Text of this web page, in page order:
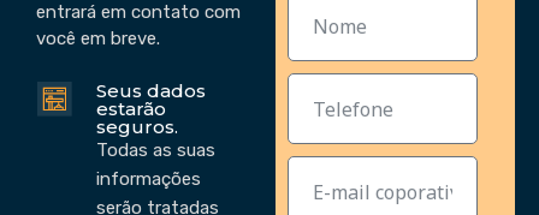
entrará em contato com
você em breve.
Seus dados
estarão
seguros.
Todas as suas
informações
serão tratadas